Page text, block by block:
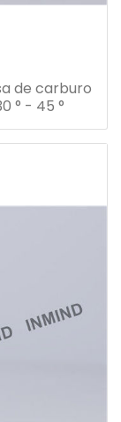
de carburo
° - 45 °